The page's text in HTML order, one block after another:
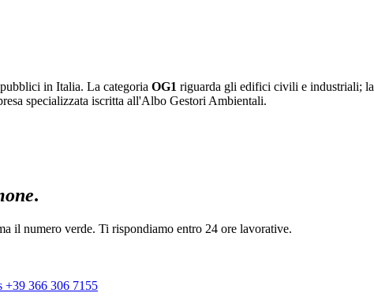
in Italia. La categoria OG1 riguarda gli edifici civili e industriali; la
specializzata iscritta all'Albo Gestori Ambientali.
.
il numero verde. Ti rispondiamo entro 24 ore lavorative.
+39 366 306 7155